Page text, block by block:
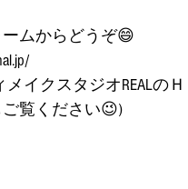
ムからどうぞ😄
メイクスタジオREALの
覧ください😉)